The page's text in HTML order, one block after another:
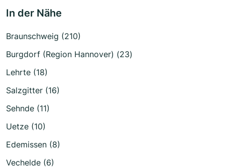
In der Nähe
Braunschweig (210)
Burgdorf (Region Hannover) (23)
Lehrte (18)
Salzgitter (16)
Sehnde (11)
Uetze (10)
Edemissen (8)
Vechelde (6)